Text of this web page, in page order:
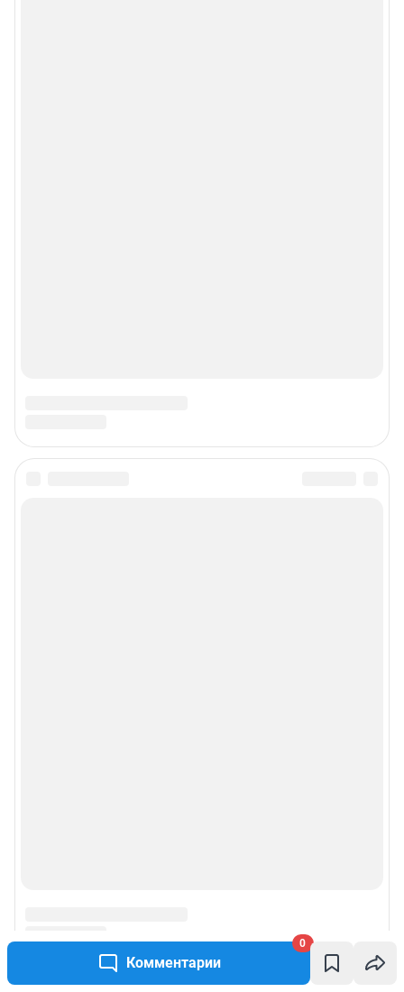
Комментарии
0